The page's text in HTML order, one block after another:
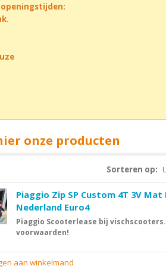
openingstijden:
onze producten
Sorteren op:
Piaggio Zip SP Custom 4T 3V
Nederland Euro4
Piaggio Scooterlease bij
voorwaarden!
aan winkelmand